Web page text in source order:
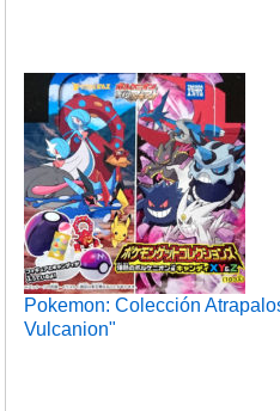
Pokemon: Colección
Vulcanion"